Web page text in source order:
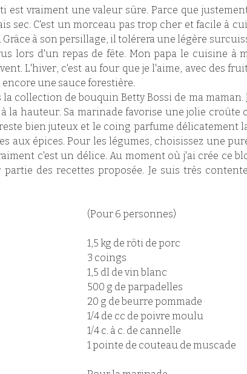
est vraiment une valeur sûre. Parce que
sec. C'est un morceau pas trop cher et facile à
à son persillage, il tolérera une légère
lors d'un repas de fête. Mon papa le cuisine à
L'hiver, c'est au four que je l'aime, avec des
une sauce forestière.
collection de bouquin Betty Bossi de ma maman.
la hauteur. Sa marinade favorise une jolie croûte
bien juteux et le coing parfume délicatement
aux épices. Pour les légumes, choisissez une
c'est un délice. Au moment où j'ai crée ce
des recettes proposée. Je suis très
(Pour 6 personnes)
1,5 kg de rôti de porc
3 coings
1,5 dl de vin blanc
500 g de parpadelles
20 g de beurre pommade
1/4 de cc de poivre moulu
1/4 c. à c. de cannelle
1 pointe de couteau de muscade